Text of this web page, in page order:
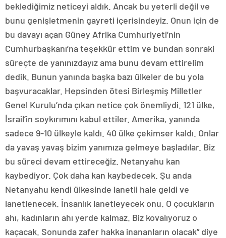
beklediğimiz neticeyi aldık. Ancak bu yeterli değil ve
bunu genişletmenin gayreti içerisindeyiz. Onun için de
bu davayı açan Güney Afrika Cumhuriyeti’nin
Cumhurbaşkanı’na teşekkür ettim ve bundan sonraki
süreçte de yanınızdayız ama bunu devam ettirelim
dedik. Bunun yanında başka bazı ülkeler de bu yola
başvuracaklar. Hepsinden ötesi Birleşmiş Milletler
Genel Kurulu’nda çıkan netice çok önemliydi. 121 ülke,
İsrail’in soykırımını kabul ettiler. Amerika, yanında
sadece 9-10 ülkeyle kaldı. 40 ülke çekimser kaldı. Onlar
da yavaş yavaş bizim yanımıza gelmeye başladılar. Biz
bu süreci devam ettireceğiz. Netanyahu kan
kaybediyor. Çok daha kan kaybedecek. Şu anda
Netanyahu kendi ülkesinde lanetli hale geldi ve
lanetlenecek. İnsanlık lanetleyecek onu. O çocukların
ahı, kadınların ahı yerde kalmaz. Biz kovalıyoruz o
kaçacak. Sonunda zafer hakka inananların olacak” diye